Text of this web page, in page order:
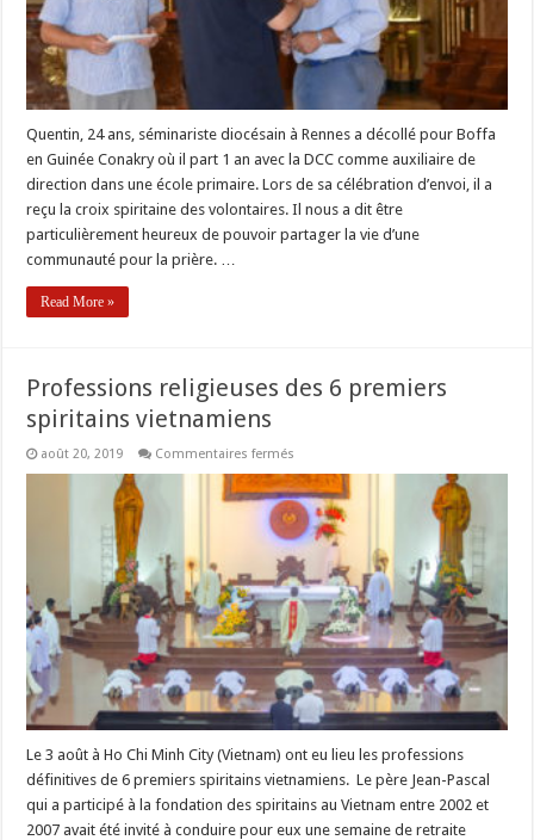
Quentin, 24 ans, séminariste diocésain à Rennes a décollé pour Boffa
en Guinée Conakry où il part 1 an avec la DCC comme auxiliaire de
direction dans une école primaire. Lors de sa célébration d’envoi, il a
reçu la croix spiritaine des volontaires. Il nous a dit être
particulièrement heureux de pouvoir partager la vie d’une
communauté pour la prière. …
Read More »
Professions religieuses des 6 premiers
spiritains vietnamiens
août 20, 2019 Commentaires fermés
religieuses
des
6
premiers
spiritains
vietnamiens
Le 3 août à Ho Chi Minh City (Vietnam) ont eu lieu les professions
définitives de 6 premiers spiritains vietnamiens. Le père Jean-Pascal
qui a participé à la fondation des spiritains au Vietnam entre 2002 et
2007 avait été invité à conduire pour eux une semaine de retraite